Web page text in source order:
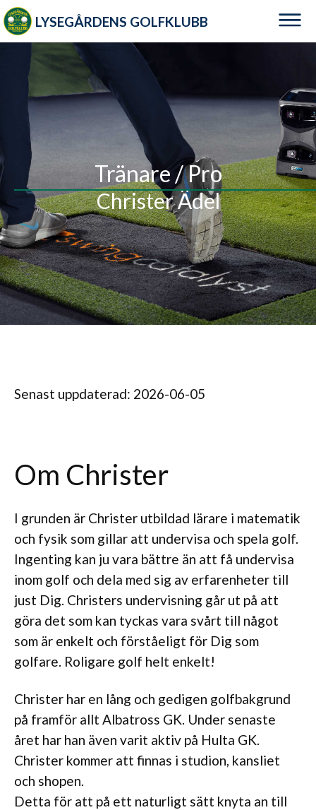
LYSEGÅRDENS GOLFKLUBB
Tränare / Pro
Christer Ädel
Senast uppdaterad: 2026-06-05
Om Christer
I grunden är Christer utbildad lärare i matematik
och fysik som gillar att undervisa och spela golf.
Ingenting kan ju vara bättre än att få undervisa
inom golf och dela med sig av erfarenheter till
just Dig. Christers undervisning går ut på att
göra det som kan tyckas vara svårt till något
som är enkelt och förståeligt för Dig som
golfare. Roligare golf helt enkelt!
Christer har en lång och gedigen golfbakgrund
på framför allt Albatross GK. Under senaste
året har han även varit aktiv på Hulta GK.
Christer kommer att finnas i studion, kansliet
och shopen.
Detta för att på ett naturligt sätt knyta an till